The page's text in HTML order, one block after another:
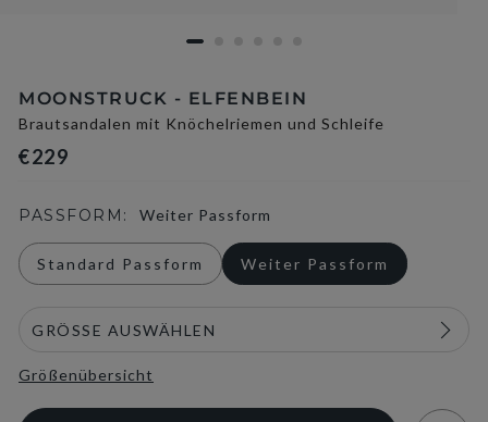
MOONSTRUCK - ELFENBEIN
Brautsandalen mit Knöchelriemen und Schleife
€229
PASSFORM: Weiter Passform
Standard Passform Weiter Passform
Größenübersicht